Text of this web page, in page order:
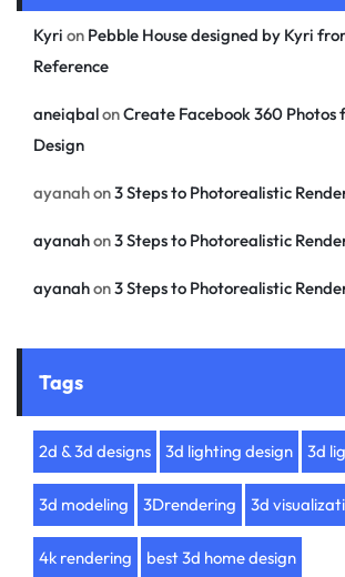
Kyri on Pebble House designed by Kyri
Reference
aneiqbalonCreate Facebook 360 Photos
Design
ayanahon3 Steps to Photorealistic
ayanahon3 Steps to Photorealistic
ayanahon3 Steps to Photorealistic
Tags
2d & 3d designs 3d lighting design 3d
3d modeling 3Drendering 3d
4k rendering best 3d home design